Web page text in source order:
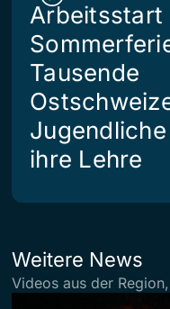
Arbeitsstart
Tausende
ihre Lehre
Weitere News
Videos aus der